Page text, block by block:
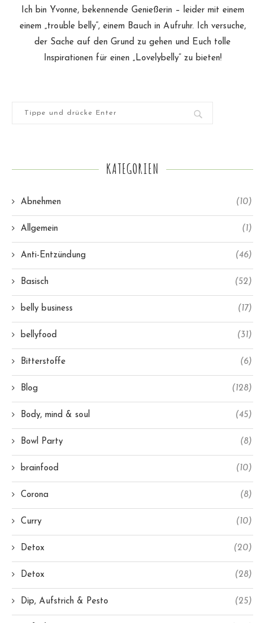
Ich bin Yvonne, bekennende Genießerin – leider mit einem
einem „trouble belly“, einem Bauch in Aufruhr. Ich versuche,
der Sache auf den Grund zu gehen und Euch tolle
Inspirationen für einen „Lovelybelly“ zu bieten!
KATEGORIEN
Abnehmen (10)
Allgemein (1)
Anti-Entzündung (46)
Basisch (52)
belly business (17)
bellyfood (31)
Bitterstoffe (6)
Blog (128)
Body, mind & soul (45)
Bowl Party (8)
brainfood (10)
Corona (8)
Curry (10)
Detox (20)
Detox (28)
Dip, Aufstrich & Pesto (25)